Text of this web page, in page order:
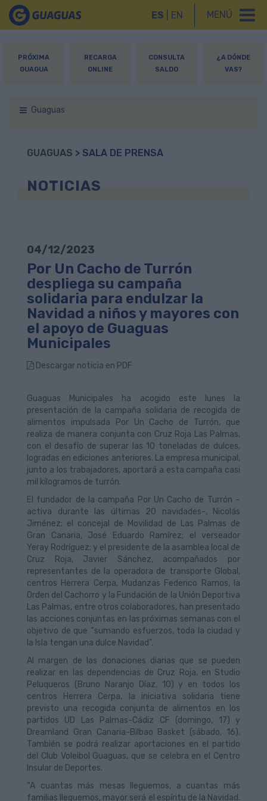
MENÚ
ES EN
PRÓXIMA
GUAGUA
RECARGA
ONLINE
CONSULTA
SALDO
¿A DÓNDE
VAS?
Guaguas
GUAGUAS > SALA DE PRENSA
NOTICIAS
04/12/2023
Por Un Cacho de Turrón
despliega su campaña
solidaria para endulzar la
Navidad a niños y mayores con
el apoyo de Guaguas
Municipales
Descargar noticia en PDF
Guaguas Municipales ha acogido este lunes la
presentación de la campaña solidaria de recogida de
alimentos impulsada Por Un Cacho de Turrón, que
realiza de manera conjunta con Cruz Roja Las Palmas,
con el desafío de superar las 10 toneladas de dulces,
logradas en ediciones anteriores. La empresa municipal,
junto a los trabajadores, aportará a esta campaña casi
mil kilogramos de turrón.
El fundador de la campaña Por Un Cacho de Turrón –
activa durante las últimas 20 navidades-, Nicolás
Jiménez; el concejal de Movilidad de Las Palmas de
Gran Canaria, José Eduardo Ramírez; el verseador
Yeray Rodríguez; y el presidente de la asamblea local de
Cruz Roja, Javier Sánchez, acompañados por
representantes de la operadora de transporte Global,
centros Herrera Cerpa, Mudanzas Federico Ramos, la
Orden del Cachorro y la Fundación de la Unión Deportiva
Las Palmas, entre otros colaboradores, han presentado
las acciones conjuntas en las próximas semanas con el
objetivo de que “sumando esfuerzos, toda la ciudad y
la Isla tengan una dulce Navidad”.
Al margen de las donaciones diarias que se pueden
realizar en las dependencias de Cruz Roja, en Studio
Peluqueros (Bruno Naranjo Díaz, 10) y en todos los
centros Herrera Cerpa, la iniciativa solidaria tiene
previsto una recogida conjunta de alimentos en los
partidos UD Las Palmas-Cádiz CF (domingo, 17) y
Dreamland Gran Canaria-Bilbao Basket (sábado, 16).
También se podrá realizar aportaciones en el partido
del Club Voleibol Guaguas, que se celebra en el Centro
Insular de Deportes.
“A cuantas más mesas lleguemos, a cuantas más
familias lleguemos, mayor será el espíritu de la Navidad.